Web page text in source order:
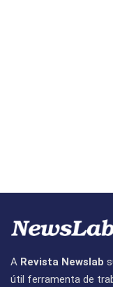
A Revista Newslab
útil ferramenta de